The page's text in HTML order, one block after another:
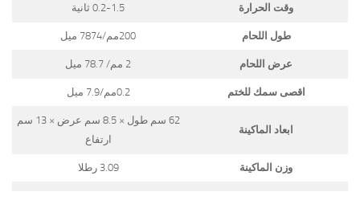
وقت الحرارة 0.2-1.5 ثانية
طول اللحام 200مم/7874 ميل
عرض اللحام 2 مم/ 78.7 ميل
اقصى سمك للختم 0.2مم/7.9 ميل
ابعاد الماكينة
62 سم طول × 8.5 سم عرض × 13 سم
ارتفاع
وزن الماكينة 3.09 رطلا